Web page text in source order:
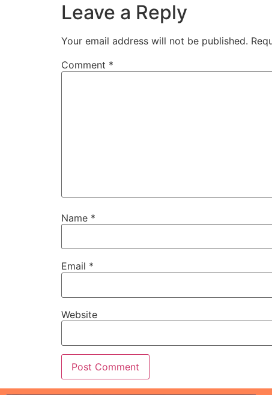
Leave a Reply
Your email address will not be published.
Comment *
Name *
Email *
Website